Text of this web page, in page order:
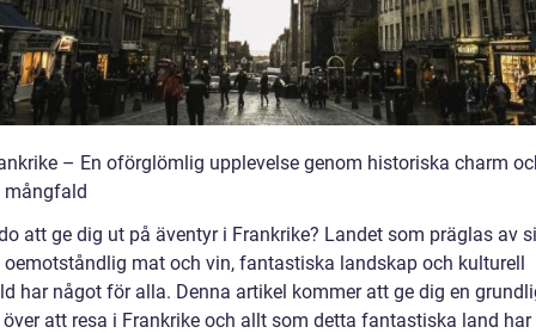
– En oförglömlig upplevelse genom historiska charm
mångfald
att ge dig ut på äventyr i Frankrike? Landet som präglas av
oemotståndlig mat och vin, fantastiska landskap och kulturell
har något för alla. Denna artikel kommer att ge dig en
att resa i Frankrike och allt som detta fantastiska land